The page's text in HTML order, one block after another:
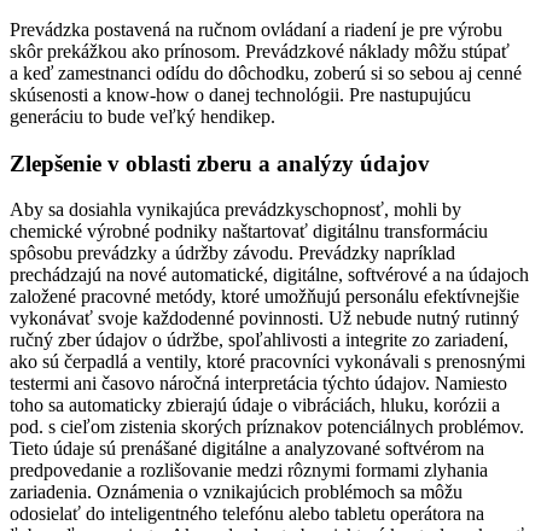
Prevádzka postavená na ručnom ovládaní a riadení je pre výrobu
skôr prekážkou ako prínosom. Prevádzkové náklady môžu stúpať
a keď zamestnanci odídu do dôchodku, zoberú si so sebou aj cenné
skúsenosti a know-how o danej technológii. Pre nastupujúcu
generáciu to bude veľký hendikep.
Zlepšenie v oblasti zberu a analýzy údajov
Aby sa dosiahla vynikajúca prevádzkyschopnosť, mohli by
chemické výrobné podniky naštartovať digitálnu transformáciu
spôsobu prevádzky a údržby závodu. Prevádzky napríklad
prechádzajú na nové automatické, digitálne, softvérové a na údajoch
založené pracovné metódy, ktoré umožňujú personálu efektívnejšie
vykonávať svoje každodenné povinnosti. Už nebude nutný rutinný
ručný zber údajov o údržbe, spoľahlivosti a integrite zo zariadení,
ako sú čerpadlá a ventily, ktoré pracovníci vykonávali s prenosnými
testermi ani časovo náročná interpretácia týchto údajov. Namiesto
toho sa automaticky zbierajú údaje o vibráciách, hluku, korózii a
pod. s cieľom zistenia skorých príznakov potenciálnych problémov.
Tieto údaje sú prenášané digitálne a analyzované softvérom na
predpovedanie a rozlišovanie medzi rôznymi formami zlyhania
zariadenia. Oznámenia o vznikajúcich problémoch sa môžu
odosielať do inteligentného telefónu alebo tabletu operátora na